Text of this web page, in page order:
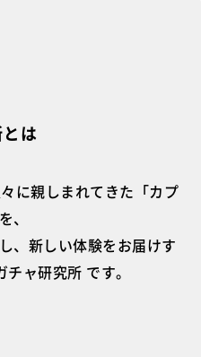
は
に親しまれてきた 「カプ
、
、 新しい体験をお届けす
チャ研究所 です。